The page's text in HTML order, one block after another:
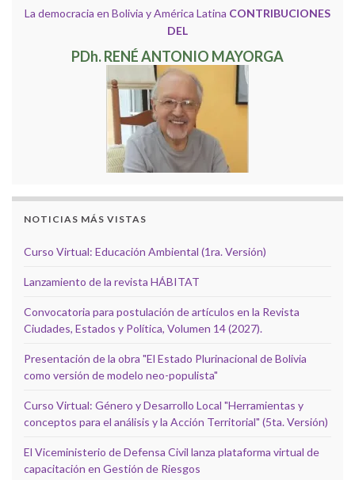
La democracia en Bolivia y América Latina CONTRIBUCIONES
DEL
PDh. RENÉ ANTONIO MAYORGA
NOTICIAS MÁS VISTAS
Curso Virtual: Educación Ambiental (1ra. Versión)
Lanzamiento de la revista HÁBITAT
Convocatoria para postulación de artículos en la Revista
Ciudades, Estados y Política, Volumen 14 (2027).
Presentación de la obra "El Estado Plurinacional de Bolivia
como versión de modelo neo-populista"
Curso Virtual: Género y Desarrollo Local "Herramientas y
conceptos para el análisis y la Acción Territorial" (5ta. Versión)
El Viceministerio de Defensa Civil lanza plataforma virtual de
capacitación en Gestión de Riesgos